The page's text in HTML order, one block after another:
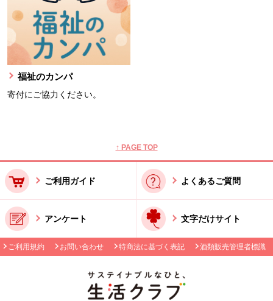
福祉のカンパ
寄付にご協力ください。
↑ PAGE TOP
ご利用ガイド よくあるご質問
アンケート 文字だけサイト
ご利用規約 お問い合わせ 特商法に基づく表記 酒類販売管理者標識